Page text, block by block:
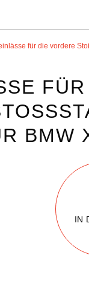
für die vordere
BMW
IN